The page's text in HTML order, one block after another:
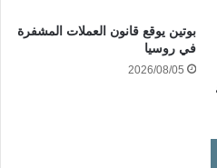
بوتين يوقع قانون العملات المشفرة
في روسيا
2026/08/05